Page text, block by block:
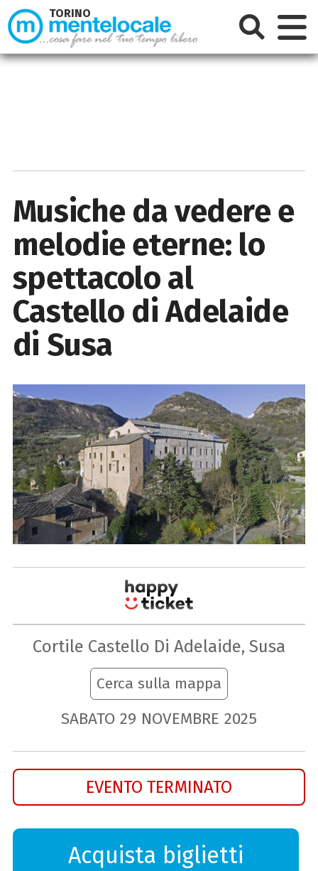
Musiche da vedere e
melodie eterne: lo
spettacolo al
Castello di Adelaide
di Susa
Cortile Castello Di Adelaide, Susa
Cerca sulla mappa
SABATO 29 NOVEMBRE 2025
EVENTO TERMINATO
Acquista biglietti
TORINO